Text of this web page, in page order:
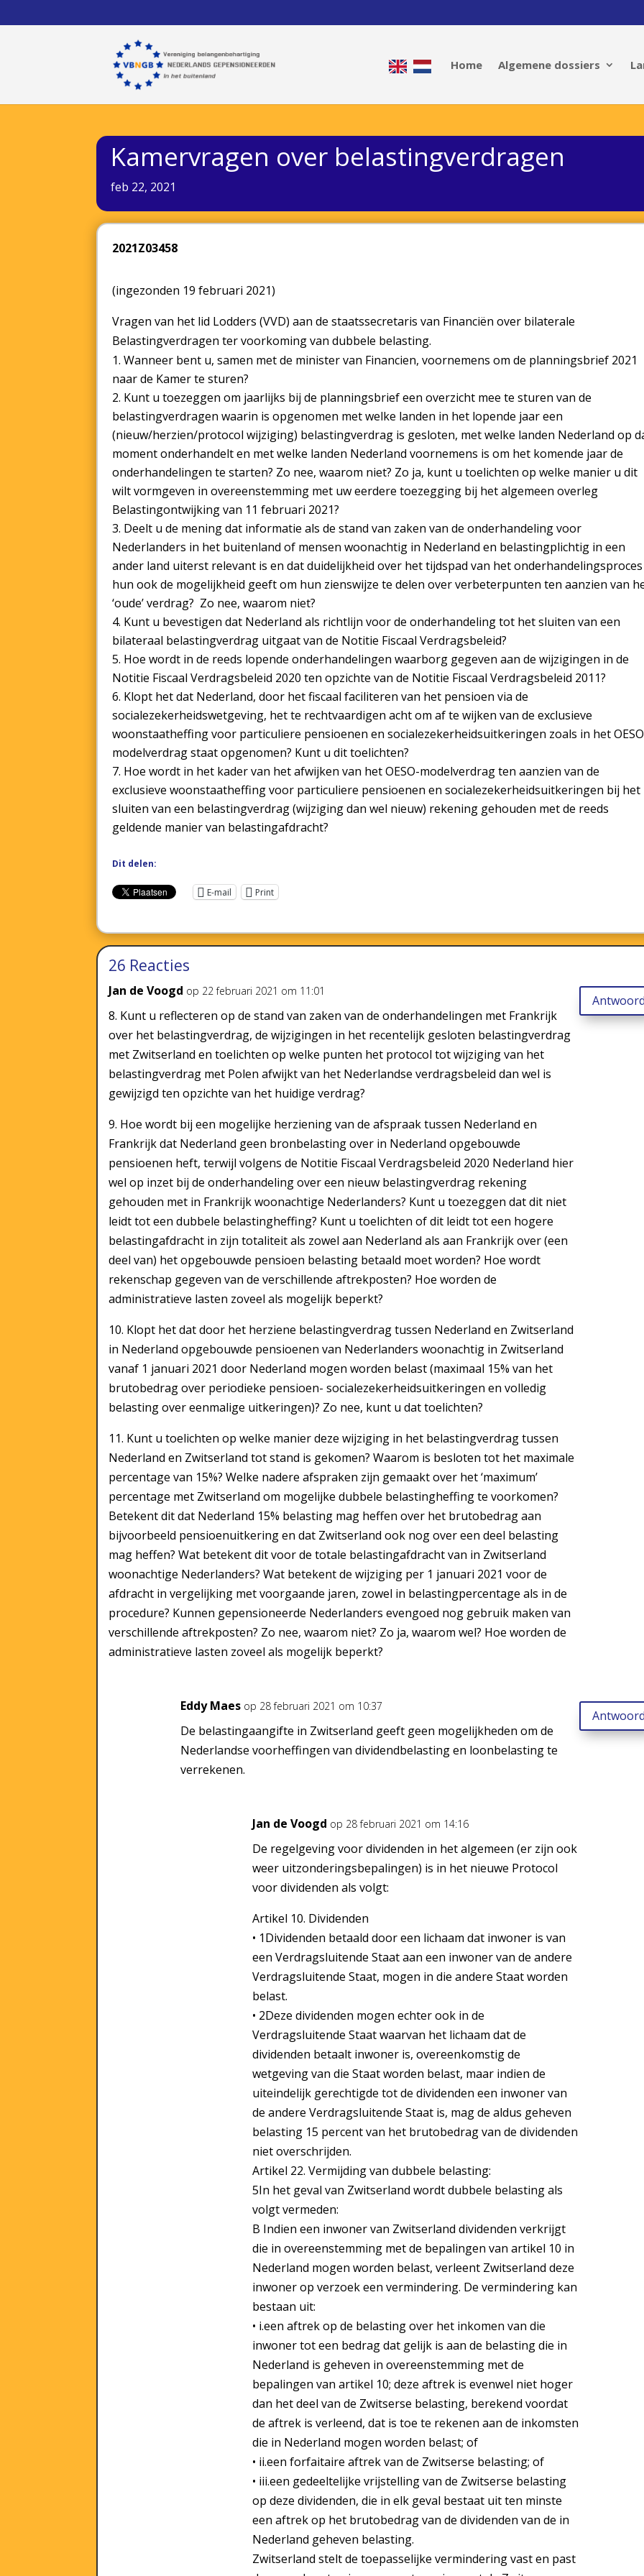
Home Algemene dossiers
Kamervragen over belastingverdragen
feb 22, 2021
2021Z03458
(ingezonden 19 februari 2021)
Vragen van het lid Lodders (VVD) aan de staatssecretaris van Financiën over bilaterale
Belastingverdragen ter voorkoming van dubbele belasting.
Wanneer bent u, samen met de minister van Financien, voornemens om de planningsbrief 2021
naar de Kamer te sturen?
Kunt u toezeggen om jaarlijks bij de planningsbrief een overzicht mee te sturen van de
belastingverdragen waarin is opgenomen met welke landen in het lopende jaar een
(nieuw/herzien/protocol wijziging) belastingverdrag is gesloten, met welke landen Nederland op
moment onderhandelt en met welke landen Nederland voornemens is om het komende jaar de
onderhandelingen te starten? Zo nee, waarom niet? Zo ja, kunt u toelichten op welke manier u dit
wilt vormgeven in overeenstemming met uw eerdere toezegging bij het algemeen overleg
Belastingontwijking van 11 februari 2021?
Deelt u de mening dat informatie als de stand van zaken van de onderhandeling voor
Nederlanders in het buitenland of mensen woonachtig in Nederland en belastingplichtig in een
ander land uiterst relevant is en dat duidelijkheid over het tijdspad van het onderhandelingsproces
hun ook de mogelijkheid geeft om hun zienswijze te delen over verbeterpunten ten aanzien van
‘oude’ verdrag? Zo nee, waarom niet?
Kunt u bevestigen dat Nederland als richtlijn voor de onderhandeling tot het sluiten van een
bilateraal belastingverdrag uitgaat van de Notitie Fiscaal Verdragsbeleid?
Hoe wordt in de reeds lopende onderhandelingen waarborg gegeven aan de wijzigingen in de
Notitie Fiscaal Verdragsbeleid 2020 ten opzichte van de Notitie Fiscaal Verdragsbeleid 2011?
Klopt het dat Nederland, door het fiscaal faciliteren van het pensioen via de
socialezekerheidswetgeving, het te rechtvaardigen acht om af te wijken van de exclusieve
woonstaatheffing voor particuliere pensioenen en socialezekerheidsuitkeringen zoals in het
modelverdrag staat opgenomen? Kunt u dit toelichten?
Hoe wordt in het kader van het afwijken van het OESO-modelverdrag ten aanzien van de
exclusieve woonstaatheffing voor particuliere pensioenen en socialezekerheidsuitkeringen bij het
sluiten van een belastingverdrag (wijziging dan wel nieuw) rekening gehouden met de reeds
geldende manier van belastingafdracht?
Dit delen:
E-mail Print
26 Reacties
Jan de Voogd op 22 februari 2021 om 11:01
8. Kunt u reflecteren op de stand van zaken van de onderhandelingen met Frankrijk
over het belastingverdrag, de wijzigingen in het recentelijk gesloten belastingverdrag
met Zwitserland en toelichten op welke punten het protocol tot wijziging van het
belastingverdrag met Polen afwijkt van het Nederlandse verdragsbeleid dan wel is
gewijzigd ten opzichte van het huidige verdrag?
9. Hoe wordt bij een mogelijke herziening van de afspraak tussen Nederland en
Frankrijk dat Nederland geen bronbelasting over in Nederland opgebouwde
pensioenen heft, terwijl volgens de Notitie Fiscaal Verdragsbeleid 2020 Nederland hier
wel op inzet bij de onderhandeling over een nieuw belastingverdrag rekening
gehouden met in Frankrijk woonachtige Nederlanders? Kunt u toezeggen dat dit niet
leidt tot een dubbele belastingheffing? Kunt u toelichten of dit leidt tot een hogere
belastingafdracht in zijn totaliteit als zowel aan Nederland als aan Frankrijk over (een
deel van) het opgebouwde pensioen belasting betaald moet worden? Hoe wordt
rekenschap gegeven van de verschillende aftrekposten? Hoe worden de
administratieve lasten zoveel als mogelijk beperkt?
10. Klopt het dat door het herziene belastingverdrag tussen Nederland en Zwitserland
in Nederland opgebouwde pensioenen van Nederlanders woonachtig in Zwitserland
vanaf 1 januari 2021 door Nederland mogen worden belast (maximaal 15% van het
brutobedrag over periodieke pensioen- socialezekerheidsuitkeringen en volledig
belasting over eenmalige uitkeringen)? Zo nee, kunt u dat toelichten?
11. Kunt u toelichten op welke manier deze wijziging in het belastingverdrag tussen
Nederland en Zwitserland tot stand is gekomen? Waarom is besloten tot het maximale
percentage van 15%? Welke nadere afspraken zijn gemaakt over het ‘maximum’
percentage met Zwitserland om mogelijke dubbele belastingheffing te voorkomen?
Betekent dit dat Nederland 15% belasting mag heffen over het brutobedrag aan
bijvoorbeeld pensioenuitkering en dat Zwitserland ook nog over een deel belasting
mag heffen? Wat betekent dit voor de totale belastingafdracht van in Zwitserland
woonachtige Nederlanders? Wat betekent de wijziging per 1 januari 2021 voor de
afdracht in vergelijking met voorgaande jaren, zowel in belastingpercentage als in de
procedure? Kunnen gepensioneerde Nederlanders evengoed nog gebruik maken van
verschillende aftrekposten? Zo nee, waarom niet? Zo ja, waarom wel? Hoe worden de
administratieve lasten zoveel als mogelijk beperkt?
Eddy Maes op 28 februari 2021 om 10:37
De belastingaangifte in Zwitserland geeft geen mogelijkheden om de
Nederlandse voorheffingen van dividendbelasting en loonbelasting te
verrekenen.
Jan de Voogd op 28 februari 2021 om 14:16
De regelgeving voor dividenden in het algemeen (er zijn ook
weer uitzonderingsbepalingen) is in het nieuwe Protocol
voor dividenden als volgt:
Artikel 10. Dividenden
• 1Dividenden betaald door een lichaam dat inwoner is van
een Verdragsluitende Staat aan een inwoner van de andere
Verdragsluitende Staat, mogen in die andere Staat worden
belast.
• 2Deze dividenden mogen echter ook in de
Verdragsluitende Staat waarvan het lichaam dat de
dividenden betaalt inwoner is, overeenkomstig de
wetgeving van die Staat worden belast, maar indien de
uiteindelijk gerechtigde tot de dividenden een inwoner van
de andere Verdragsluitende Staat is, mag de aldus geheven
belasting 15 percent van het brutobedrag van de dividenden
niet overschrijden.
Artikel 22. Vermijding van dubbele belasting:
5In het geval van Zwitserland wordt dubbele belasting als
volgt vermeden:
B Indien een inwoner van Zwitserland dividenden verkrijgt
die in overeenstemming met de bepalingen van artikel 10 in
Nederland mogen worden belast, verleent Zwitserland deze
inwoner op verzoek een vermindering. De vermindering kan
bestaan uit:
• i.een aftrek op de belasting over het inkomen van die
inwoner tot een bedrag dat gelijk is aan de belasting die in
Nederland is geheven in overeenstemming met de
bepalingen van artikel 10; deze aftrek is evenwel niet hoger
dan het deel van de Zwitserse belasting, berekend voordat
de aftrek is verleend, dat is toe te rekenen aan de inkomsten
die in Nederland mogen worden belast; of
• ii.een forfaitaire aftrek van de Zwitserse belasting; of
• iii.een gedeeltelijke vrijstelling van de Zwitserse belasting
op deze dividenden, die in elk geval bestaat uit ten minste
een aftrek op het brutobedrag van de dividenden van de in
Nederland geheven belasting.
Zwitserland stelt de toepasselijke vermindering vast en past